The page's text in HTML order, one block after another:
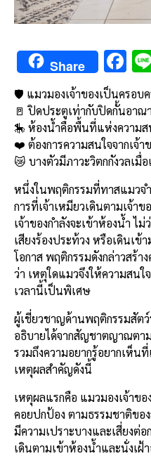
Share F
e
b
o
o
k
🛡️ แมวมองเจ้าของเป็นครอบ
🚪 ปิดประตูเท่ากับปิดกั้นอาณ
🎠 ห้องน้ำคือพื้นที่แห่งความส
❤️ ต้องการความสนใจจากเจ้า
😿 บางตัวมีภาวะวิตกกังวลเมื่
หนึ่งในพฤติกรรมที่ทาสแมวจ
การที่เจ้าเหมียวเดินตามเจ้า
เจ้าของกำลังจะเข้าห้องน้ำ ไ
เสียงร้องประท้วง หรือเดินเข้
โอกาส พฤติกรรมดังกล่าวสร้า
ว่า เหตุใดแมวจึงให้ความสนใ
เวลานี้เป็นพิเศษ
ผู้เชี่ยวชาญด้านพฤติกรรมสัตว์
อธิบายได้จากสัญชาตญาณตา
รวมถึงความอยากรู้อยากเห็
เหตุผลสำคัญดังนี้
เหตุผลแรกคือ แมวมองเจ้าข
คอยปกป้อง ตามธรรมชาติขอ
มีความเปราะบางและเสี่ยงต่
เดินตามเข้าห้องน้ำและนั่งเฝ้